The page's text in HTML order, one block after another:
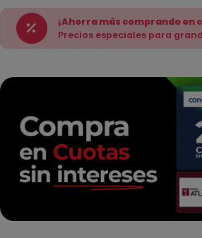
¡Ahorra más comprando en
Precios especiales para